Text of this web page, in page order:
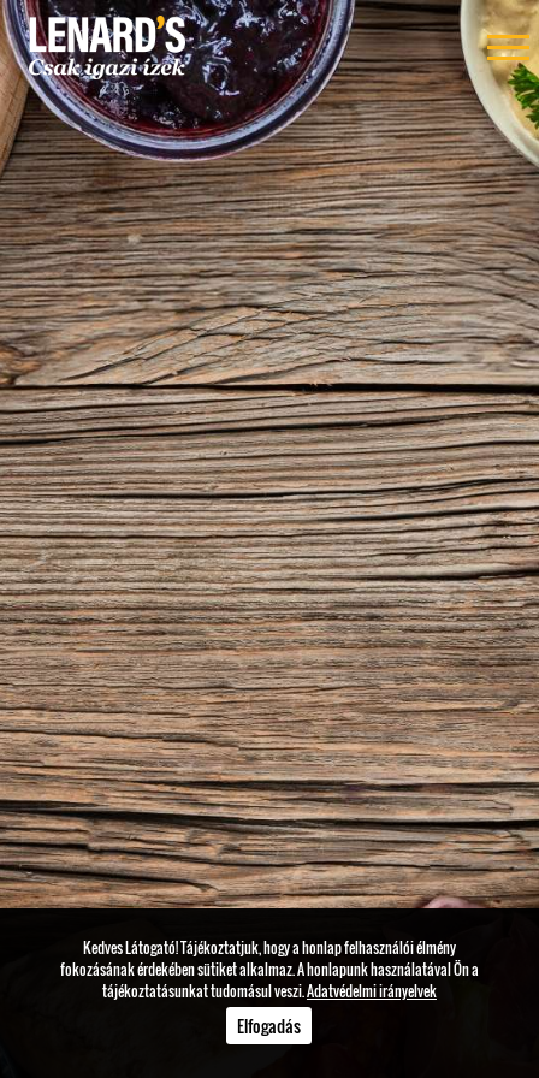
Kedves Látogató! Tájékoztatjuk, hogy a honlap felhasználói élmény
fokozásának érdekében sütiket alkalmaz. A honlapunk használatával Ön a
tájékoztatásunkat tudomásul veszi.Adatvédelmi irányelvek
Elfogadás